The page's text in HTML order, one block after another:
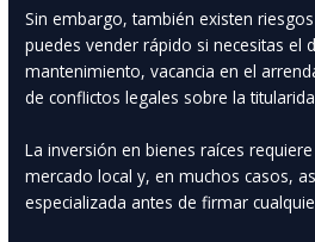
Sin embargo, también existen
puedes vender rápido si necesitas el
mantenimiento, vacancia en el
de conflictos legales sobre la
La inversión en bienes raíces
mercado local y, en muchos casos,
especializada antes de firmar